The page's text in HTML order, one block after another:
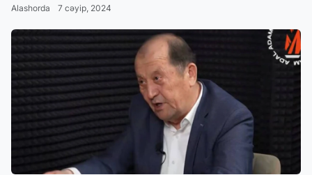
Alashorda 7 сәуір, 2024